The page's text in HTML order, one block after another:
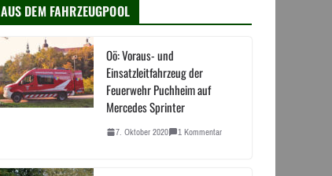
AUS DEM FAHRZEUGPOOL
Oö: Voraus- und
Einsatzleitfahrzeug der
Feuerwehr Puchheim auf
Mercedes Sprinter
7. Oktober 2020 1 Kommentar